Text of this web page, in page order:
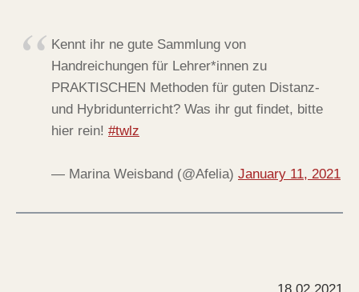
Kennt ihr ne gute Sammlung von
Handreichungen für Lehrer*innen zu
PRAKTISCHEN Methoden für guten Distanz-
und Hybridunterricht? Was ihr gut findet, bitte
hier rein! #twlz
— Marina Weisband (@Afelia) January 11, 2021